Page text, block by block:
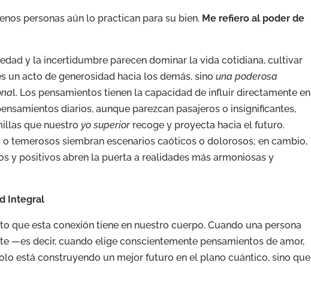
personas aún lo practican para su bien. Me refiero al poder de
y la incertidumbre parecen dominar la vida cotidiana, cultivar
un acto de generosidad hacia los demás, sinouna poderosa
l. Los pensamientos tienen la capacidad de influir directamente en
diarios, aunque parezcan pasajeros o insignificantes,
que nuestro yo superior recoge y proyecta hacia el futuro.
temerosos siembran escenarios caóticos o dolorosos; en cambio,
y positivos abren la puerta a realidades más armoniosas y
Integral
que esta conexión tiene en nuestro cuerpo. Cuando una persona
—es decir, cuando elige conscientemente pensamientos de amor,
está construyendo un mejor futuro en el plano cuántico, sino que